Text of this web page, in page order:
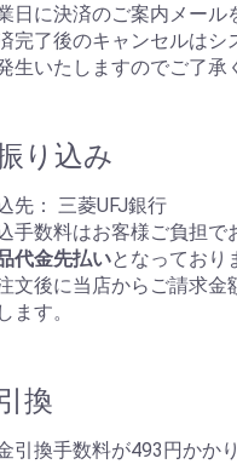
日に決済のご案内メール
完了後のキャンセルはシ
生いたしますのでご了承
り込み
先： 三菱UFJ銀行
手数料はお客様ご負担で
代金先払いとなっており
文後に当店からご請求
ます。
換
引換手数料が493円かかり